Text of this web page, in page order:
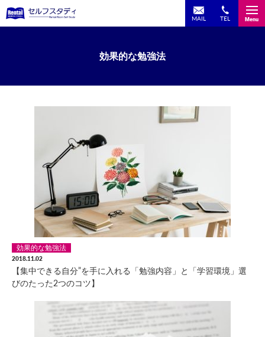
MAIL TEL Menu
効果的な勉強法
効果的な勉強法
2018.11.02
【集中できる自分”を手に入れる「勉強内容」と「学習環境」選
びのたった2つのコツ】